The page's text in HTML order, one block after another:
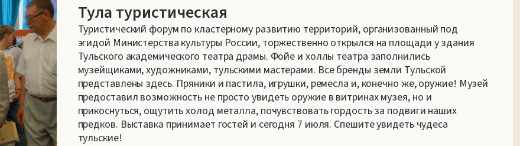
Тула туристическая
Туристический форум по кластерному развитию территорий, организованный под
эгидой Министерства культуры России, торжественно открылся на площади у здания
Тульского академического театра драмы. Фойе и холлы театра заполнились
музейщиками, художниками, тульскими мастерами. Все бренды земли Тульской
представлены здесь. Пряники и пастила, игрушки, ремесла и, конечно же, оружие! Музей
предоставил возможность не просто увидеть оружие в витринах музея, но и
прикоснуться, ощутить холод металла, почувствовать гордость за подвиги наших
предков. Выставка принимает гостей и сегодня 7 июля. Спешите увидеть чудеса
тульские!